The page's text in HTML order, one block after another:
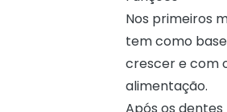
Nos primeiros
tem como
crescer e com
alimentação.